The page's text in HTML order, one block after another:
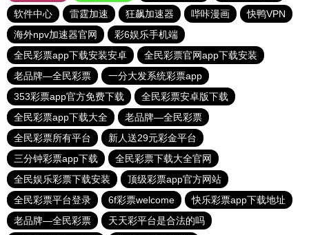
软件中心
雷霆加速 狂飙加速器 哔咔漫画
快鸭VPN
海外npv加速器官网
彩6娱乐手机端
全民彩票app下载安装安卓
全民彩票官网app下载安装
老品牌—全民彩票
一分大发系统彩票app
353彩票app官方免费下载
全民彩票安卓版下载
全民彩票app下载大全
老品牌—全民彩票
全民彩票所有平台
新人送29元彩金平台
三分钟彩票app下载
全民彩票下载大全官网
全民娱乐彩票下载安装
顶级彩票app官方网站
全民彩票平台登录
6f彩票welcome
快乐彩票app下载地址
老品牌—全民彩票
天天彩平台是合法的吗